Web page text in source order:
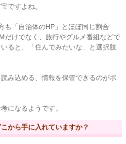
ですよね。
も「自治体のHP」とほぼ同じ割合
だけでなく、旅行やグルメ番組などで
ると、「住んでみたいな」と選択肢
み込める、情報を保管できるのがポ
になるようです。
から手に入れていますか？